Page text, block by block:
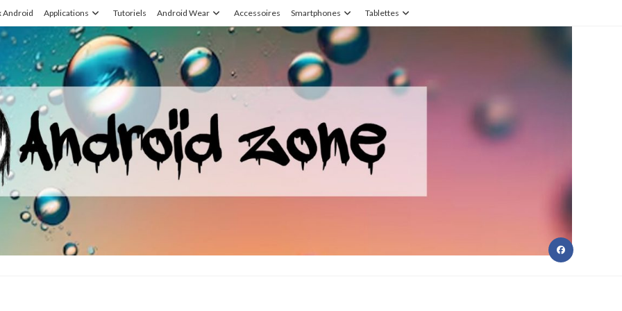
Android Applications Tutoriels Android Wear Accessoires Smartphones Tablettes